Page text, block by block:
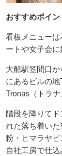
おすすめポイン
看板メニュー
ートや女子会
大船駅笠間口
にあるビルの
Tronas（トラナ
階段を降りて
れた落ち着い
粉・ヒマラヤ
自社工房で仕